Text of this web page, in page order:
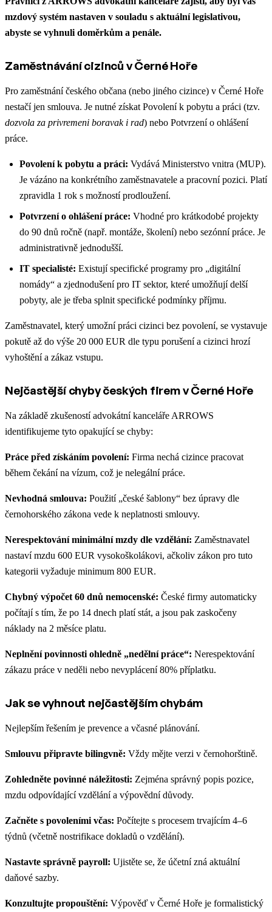
mzdový systém nastaven v souladu s aktuální legislativou,
abyste se vyhnuli doměrkům a penále.
Zaměstnávání cizinců v Černé Hoře
Pro zaměstnání českého občana (nebo jiného cizince) v Černé Hoře
nestačí jen smlouva. Je nutné získat Povolení k pobytu a práci (tzv.
dozvola za privremeni boravak i rad) nebo Potvrzení o ohlášení
práce.
Povolení k pobytu a práci: Vydává Ministerstvo vnitra (MUP).
Je vázáno na konkrétního zaměstnavatele a pracovní pozici. Platí
zpravidla 1 rok s možností prodloužení.
Potvrzení o ohlášení práce: Vhodné pro krátkodobé projekty
do 90 dnů ročně (např. montáže, školení) nebo sezónní práce. Je
administrativně jednodušší.
IT specialisté: Existují specifické programy pro „digitální
nomády“ a zjednodušení pro IT sektor, které umožňují delší
pobyty, ale je třeba splnit specifické podmínky příjmu.
Zaměstnavatel, který umožní práci cizinci bez povolení, se vystavuje
pokutě až do výše 20 000 EUR dle typu porušení a cizinci hrozí
vyhoštění a zákaz vstupu.
Nejčastější chyby českých firem v Černé Hoře
Na základě zkušeností advokátní kanceláře ARROWS
identifikujeme tyto opakující se chyby:
Práce před získáním povolení: Firma nechá cizince pracovat
během čekání na vízum, což je nelegální práce.
Nevhodná smlouva: Použití „české šablony“ bez úpravy dle
černohorského zákona vede k neplatnosti smlouvy.
Nerespektování minimální mzdy dle vzdělání: Zaměstnavatel
nastaví mzdu 600 EUR vysokoškolákovi, ačkoliv zákon pro tuto
kategorii vyžaduje minimum 800 EUR.
Chybný výpočet 60 dnů nemocenské: České firmy automaticky
počítají s tím, že po 14 dnech platí stát, a jsou pak zaskočeny
náklady na 2 měsíce platu.
Neplnění povinnosti ohledně „nedělní práce“: Nerespektování
zákazu práce v neděli nebo nevyplácení 80% příplatku.
Jak se vyhnout nejčastějším chybám
Nejlepším řešením je prevence a včasné plánování.
Smlouvu připravte bilingvně: Vždy mějte verzi v černohorštině.
Zohledněte povinné náležitosti: Zejména správný popis pozice,
mzdu odpovídající vzdělání a výpovědní důvody.
Začněte s povoleními včas: Počítejte s procesem trvajícím 4–6
týdnů (včetně nostrifikace dokladů o vzdělání).
Nastavte správně payroll: Ujistěte se, že účetní zná aktuální
daňové sazby.
Konzultujte propouštění: Výpověď v Černé Hoře je formalistický